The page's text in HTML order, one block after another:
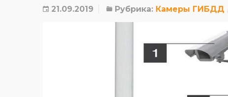
21.09.2019 Рубрика: Камеры ГИБДД